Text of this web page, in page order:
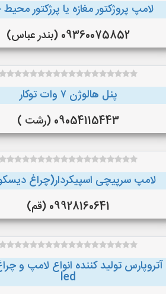
لامپ پروژکتور مغازه یا پرژکتور محیط
09360075852 (بندر عباس)
پنل هالوژن ۷ وات توکار
09054115443 (رشت )
لامپ سرپیچی اسپیکردار(چراغ
09928160641 (قم)
آتروپارس تولید کننده انواع لامپ و
led